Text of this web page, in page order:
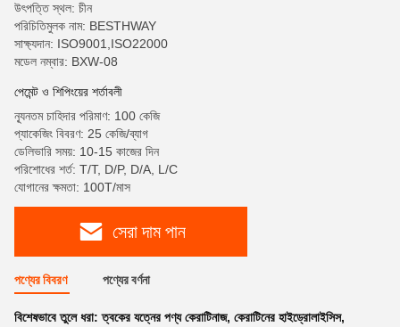
উৎপত্তি স্থল: চীন
পরিচিতিমুলক নাম: BESTHWAY
সাক্ষ্যদান: ISO9001,ISO22000
মডেল নম্বার: BXW-08
পেমেন্ট ও শিপিংয়ের শর্তাবলী
ন্যূনতম চাহিদার পরিমাণ: 100 কেজি
প্যাকেজিং বিবরণ: 25 কেজি/ব্যাগ
ডেলিভারি সময়: 10-15 কাজের দিন
পরিশোধের শর্ত: T/T, D/P, D/A, L/C
যোগানের ক্ষমতা: 100T/মাস
সেরা দাম পান
পণ্যের বিবরণ পণ্যের বর্ণনা
বিশেষভাবে তুলে ধরা:ত্বকের যত্নের পণ্য কেরাটিনাজ, কেরাটিনের হাইড্রোলাইসিস,